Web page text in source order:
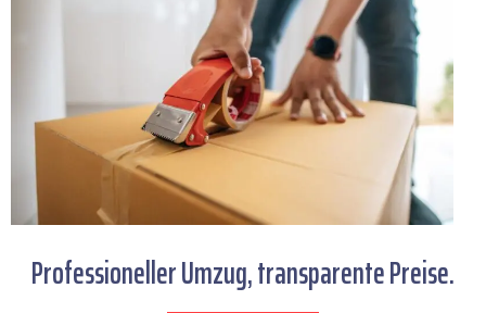
Professioneller Umzug, transparente Preise.